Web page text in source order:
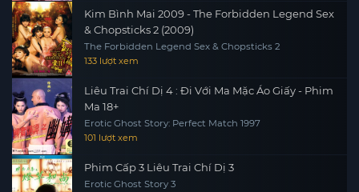
Kim Bình Mai 2009 - The Forbidden Legend Sex
& Chopsticks 2 (2009)
The Forbidden Legend Sex & Chopsticks 2
133 lượt xem
Liêu Trai Chí Dị 4 : Đi Với Ma Mặc Áo Giấy - Phim
Ma 18+
Erotic Ghost Story: Perfect Match 1997
101 lượt xem
Phim Cấp 3 Liêu Trai Chí Dị 3
Erotic Ghost Story 3